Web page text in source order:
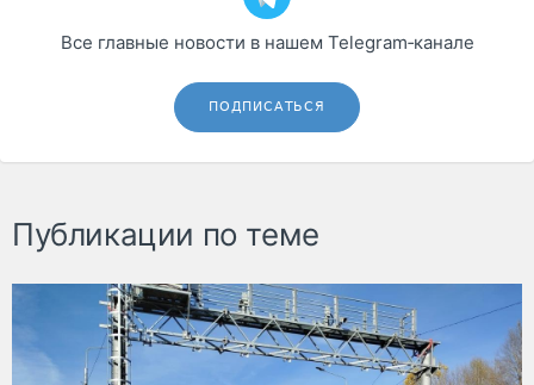
Все главные новости в нашем Telegram‑канале
ПОДПИСАТЬСЯ
Публикации по теме